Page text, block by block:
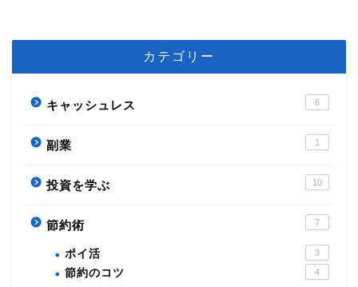
カテゴリー
キャッシュレス 6
副業 1
投資を学ぶ 10
節約術 7
ポイ活 3
節約のコツ 4